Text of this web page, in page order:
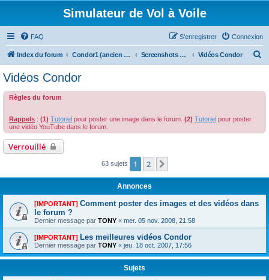
Simulateur de Vol à Voile
FAQ Connexion
S’enregistrer
Index du forum Condor1 (ancien forum) Screenshots et Vidéos Vidéos Condor
Vidéos Condor
Règles du forum
Rappels : (1) Tutoriel pour poster une image dans le forum. (2) Tutoriel pour poster
une vidéo YouTube dans le forum.
Verrouillé
63 sujets 1 2
Annonces
[IMPORTANT] Comment poster des images et des vidéos dans
le forum ?
Dernier message par TONY « mer. 05 nov. 2008, 21:58
[IMPORTANT] Les meilleures vidéos Condor
Dernier message par TONY « jeu. 18 oct. 2007, 17:56
Sujets